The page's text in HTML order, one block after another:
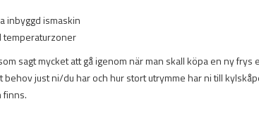
inbyggd ismaskin
temperaturzoner
sagt mycket att gå igenom när man skall köpa en ny
behov just ni/du har och hur stort utrymme har ni till
finns.